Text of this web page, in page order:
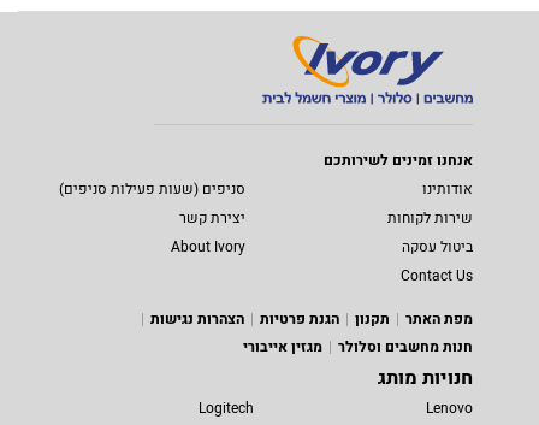
אנחנו זמינים לשירותכם
אודותינו
סניפים (שעות פעילות סניפים)
שירות לקוחות
יצירת קשר
ביטול עסקה
About Ivory
Contact Us
מפת האתר
תקנון הגנת פרטיות
הצהרות נגישות
חנות מחשבים וסלולר
מגזין אייבורי
חנויות מותג
Lenovo
Logitech